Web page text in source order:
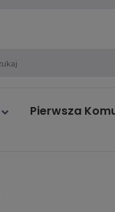
Pierwsza